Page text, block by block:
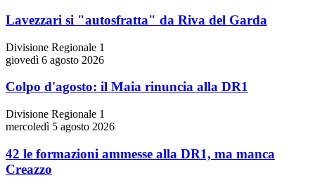
Lavezzari si "autosfratta" da Riva del Garda
Divisione Regionale 1
giovedì 6 agosto 2026
Colpo d'agosto: il Maia rinuncia alla DR1
Divisione Regionale 1
mercoledì 5 agosto 2026
42 le formazioni ammesse alla DR1, ma manca
Creazzo